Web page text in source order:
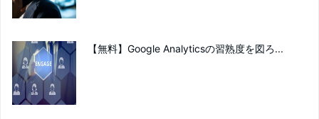
【無料】Google Analyticsの習熟度を図ろ...